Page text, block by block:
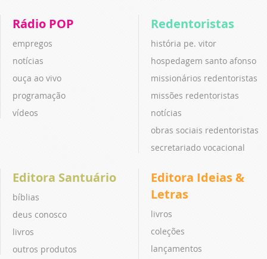
Rádio POP
empregos
notícias
ouça ao vivo
programação
vídeos
Redentoristas
história pe. vitor
hospedagem santo afonso
missionários redentoristas
missões redentoristas
notícias
obras sociais redentoristas
secretariado vocacional
Editora Santuário
bíblias
deus conosco
livros
outros produtos
Editora Ideias &
Letras
livros
coleções
lançamentos